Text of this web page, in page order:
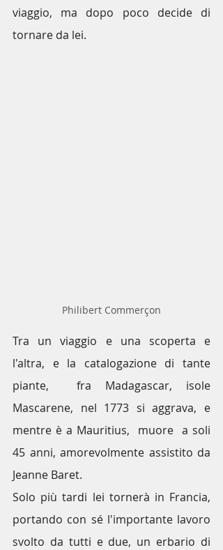
viaggio, ma dopo poco decide di
tornare da lei.
Philibert Commerçon
Tra un viaggio e una scoperta e
l'altra, e la catalogazione di tante
piante,  fra Madagascar, isole
Mascarene, nel 1773 si aggrava, e
mentre è a Mauritius,  muore  a soli
45 anni, amorevolmente assistito da
Jeanne Baret.
Solo più tardi lei tornerà in Francia,
portando con sé l'importante lavoro
svolto da tutti e due, un erbario di